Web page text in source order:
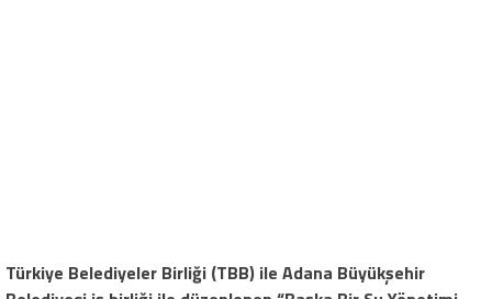
Türkiye Belediyeler Birliği (TBB) ile Adana Büyükşehir